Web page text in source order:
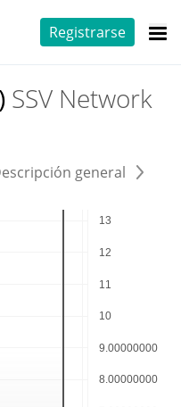
Registrarse
SSV Network
general